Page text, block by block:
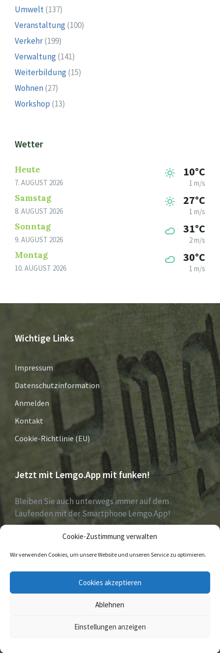
Cookie-Zustimmung verwalten
Wir verwenden Cookies, um unsere Website und unseren Service zu optimieren.
Cookies akzeptieren
Ablehnen
Einstellungen anzeigen
Umwelt(137)
Veranstaltung(100)
Verkehr(199)
Verwaltung(141)
Weiterbildung(15)
Wohnen(27)
Workshop (13)
Wetter
Heute
7. AUGUST 2026
10°C
1 m/s
Samstag
8. AUGUST 2026
27°C
1 m/s
Sonntag
9. AUGUST 2026
31°C
2 m/s
Montag
10. AUGUST 2026
30°C
1 m/s
Wichtige Links
Impressum
Datenschutzinformation
Anmelden
Kontakt
Cookie-Richtlinie (EU)
Jetzt mit Lemgo.App mit funken!
Bleiben Sie auch unterwegs immer auf dem
Laufenden mit der Smartphone Lemgo.App!
Jetzt laden für iOS & Android
Facebook Twitter